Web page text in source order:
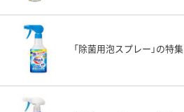
「除菌用泡スプレー」の特集